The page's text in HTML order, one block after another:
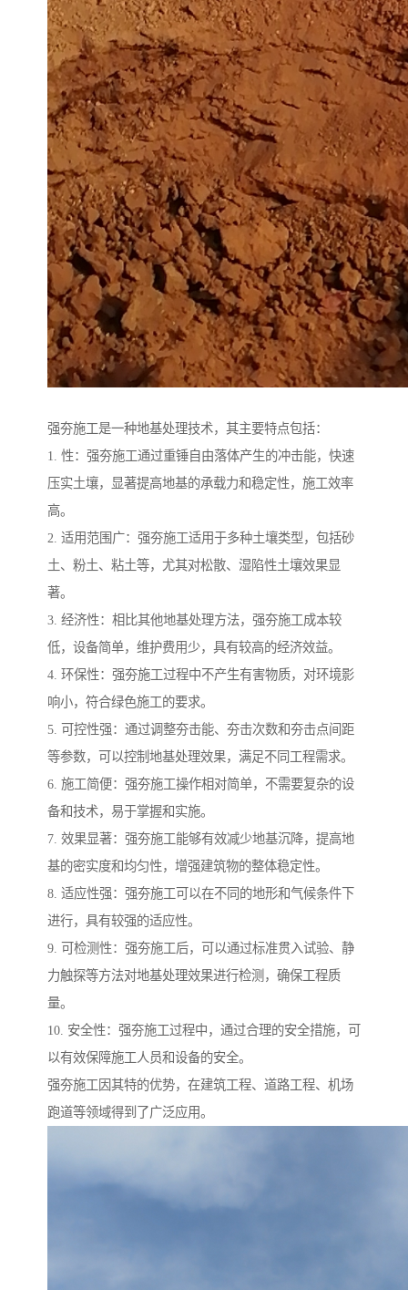
强夯施工是一种地基处理技术，其主要特点包括：
1. 性：强夯施工通过重锤自由落体产生的冲击能，快速
压实土壤，显著提高地基的承载力和稳定性，施工效率
高。
2. 适用范围广：强夯施工适用于多种土壤类型，包括砂
土、粉土、粘土等，尤其对松散、湿陷性土壤效果显
著。
3. 经济性：相比其他地基处理方法，强夯施工成本较
低，设备简单，维护费用少，具有较高的经济效益。
4. 环保性：强夯施工过程中不产生有害物质，对环境影
响小，符合绿色施工的要求。
5. 可控性强：通过调整夯击能、夯击次数和夯击点间距
等参数，可以控制地基处理效果，满足不同工程需求。
6. 施工简便：强夯施工操作相对简单，不需要复杂的设
备和技术，易于掌握和实施。
7. 效果显著：强夯施工能够有效减少地基沉降，提高地
基的密实度和均匀性，增强建筑物的整体稳定性。
8. 适应性强：强夯施工可以在不同的地形和气候条件下
进行，具有较强的适应性。
9. 可检测性：强夯施工后，可以通过标准贯入试验、静
力触探等方法对地基处理效果进行检测，确保工程质
量。
10. 安全性：强夯施工过程中，通过合理的安全措施，可
以有效保障施工人员和设备的安全。
强夯施工因其特的优势，在建筑工程、道路工程、机场
跑道等领域得到了广泛应用。